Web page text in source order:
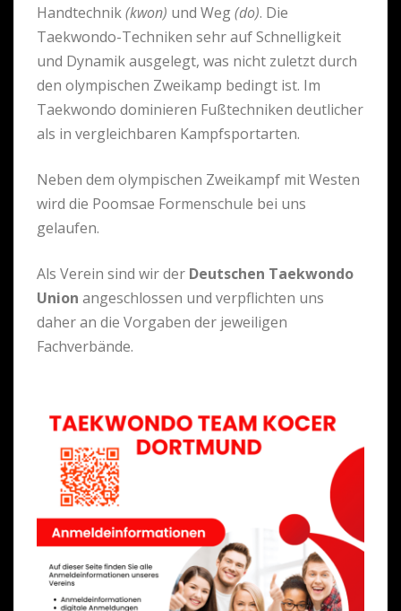
Handtechnik(kwon) und Weg(do). Die
Taekwondo-Techniken sehr auf Schnelligkeit
und Dynamik ausgelegt, was nicht zuletzt durch
den olympischen Zweikamp bedingt ist. Im
Taekwondo dominieren Fußtechniken deutlicher
als in vergleichbaren Kampfsportarten.
Neben dem olympischen Zweikampf mit Westen
wird die Poomsae Formenschule bei uns
gelaufen.
Als Verein sind wir der Deutschen Taekwondo
Union angeschlossen und verpflichten uns
daher an die Vorgaben der jeweiligen
Fachverbände.